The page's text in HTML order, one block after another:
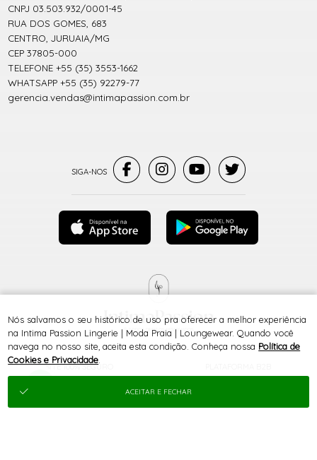
SITE 100% SEGURO
CNPJ 03.503.932/0001-45
RUA DOS GOMES, 683
CENTRO, JURUAIA/MG
CEP 37805-000
TELEFONE +55 (35) 3553-1662
WHATSAPP +55 (35) 92279-77
gerencia.vendas@intimapassion.com.br
® TODOS DIREITOS RESERVADOS
Nós salvamos o seu histórico de uso pra oferecer a melhor experiência
na Intima Passion Lingerie | Moda Praia | Loungewear. Quando você
navega no nosso site, aceita esta condição. Conheça nossa Política de
Cookies e Privacidade
ACEITAR E FECHAR